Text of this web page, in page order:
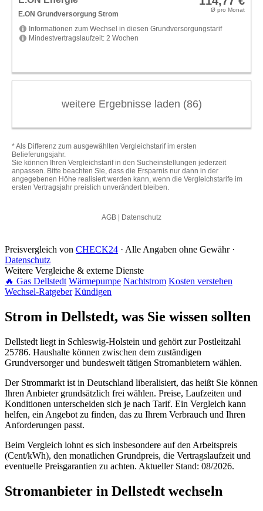
Preisvergleich von CHECK24 · Alle Angaben ohne Gewähr ·
Datenschutz
Weitere Vergleiche & externe Dienste
🔥 Gas Dellstedt Wärmepumpe Nachtstrom Kosten verstehen
Wechsel-Ratgeber Kündigen
Strom in Dellstedt, was Sie wissen sollten
Dellstedt liegt in Schleswig-Holstein und gehört zur Postleitzahl
25786. Haushalte können zwischen dem zuständigen
Grundversorger und bundesweit tätigen Stromanbietern wählen.
Der Strommarkt ist in Deutschland liberalisiert, das heißt Sie können
Ihren Anbieter grundsätzlich frei wählen. Preise, Laufzeiten und
Konditionen unterscheiden sich je nach Tarif. Ein Vergleich kann
helfen, ein Angebot zu finden, das zu Ihrem Verbrauch und Ihren
Anforderungen passt.
Beim Vergleich lohnt es sich insbesondere auf den Arbeitspreis
(Cent/kWh), den monatlichen Grundpreis, die Vertragslaufzeit und
eventuelle Preisgarantien zu achten. Aktueller Stand: 08/2026.
Stromanbieter in Dellstedt wechseln